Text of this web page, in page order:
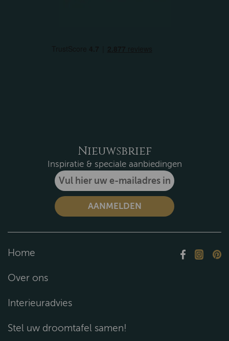
Nieuwsbrief
Inspiratie & speciale aanbiedingen
Home
Over ons
Interieuradvies
Stel uw droomtafel samen!